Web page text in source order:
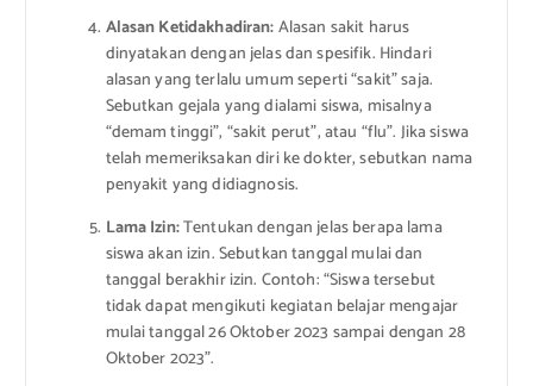
Alasan Ketidakhadiran:Alasan sakit harus
dinyatakan dengan jelas dan spesifik. Hindari
alasan yang terlalu umum seperti “sakit” saja.
Sebutkan gejala yang dialami siswa, misalnya
“demam tinggi”, “sakit perut”, atau “flu”. Jika siswa
telah memeriksakan diri ke dokter, sebutkan nama
penyakit yang didiagnosis.
Lama Izin:Tentukan dengan jelas berapa lama
siswa akan izin. Sebutkan tanggal mulai dan
tanggal berakhir izin. Contoh: “Siswa tersebut
tidak dapat mengikuti kegiatan belajar mengajar
mulai tanggal 26 Oktober 2023 sampai dengan 28
Oktober 2023”.